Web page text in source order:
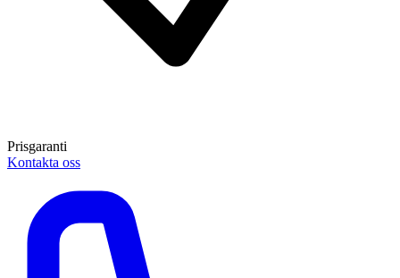
Prisgaranti
Kontakta oss